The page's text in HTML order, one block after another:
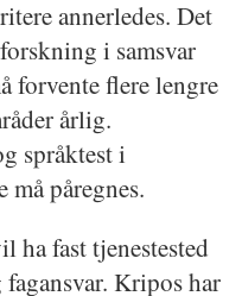
ved Kripos.
skal i
viktig for
et mål å ha en
annerledes. Det
i samsvar
forvente flere lengre
årlig.
språktest i
påregnes.
ha fast tjenestested
Kripos har